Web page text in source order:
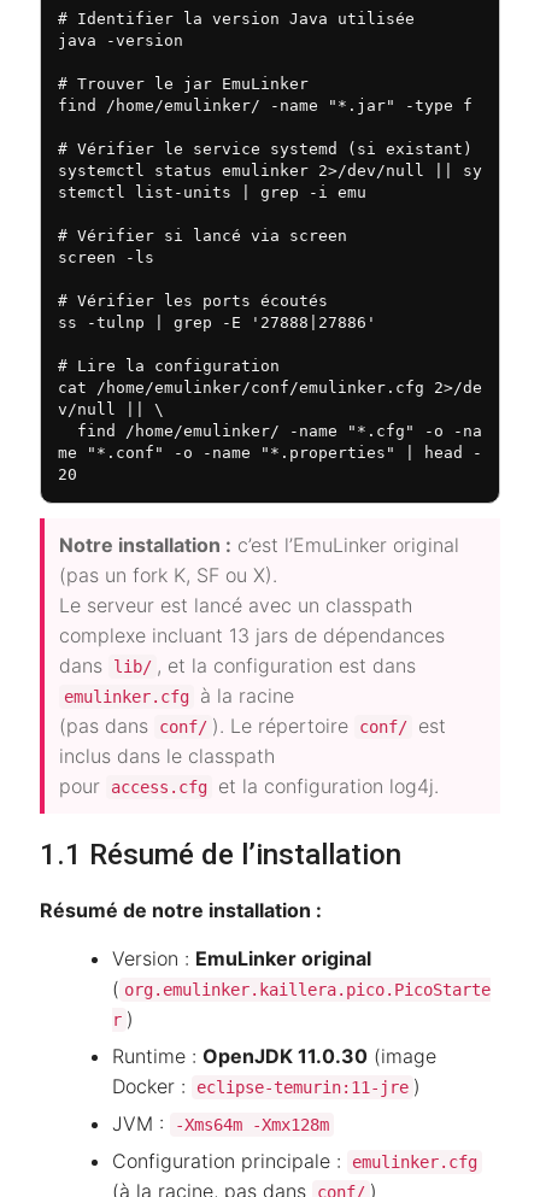
# Identifier la version Java utilisée
java -version
# Trouver le jar EmuLinker
find /home/emulinker/ -name "*.jar" -type f
# Vérifier le service systemd (si existant)
systemctl status emulinker 2>/dev/null || sy
stemctl list-units | grep -i emu
# Vérifier si lancé via screen
screen -ls
# Vérifier les ports écoutés
ss -tulnp | grep -E '27888|27886'
# Lire la configuration
cat /home/emulinker/conf/emulinker.cfg 2>/de
v/null || \
me "*.conf" -o -name "*.properties" | head -
20
Notre installation : c’est l’EmuLinker original
(pas un fork K, SF ou X).
Le serveur est lancé avec un classpath
complexe incluant 13 jars de dépendances
dans
lib/ , et la configuration est dans
emulinker.cfg
à la racine
(pas dans
conf/ ). Le répertoire conf/
est
inclus dans le classpath
pour
access.cfg et la configuration log4j.
1.1 Résumé de l’installation
Résumé de notre installation :
Version : EmuLinker original
( org.emulinker.kaillera.pico.PicoStarte
r )
Runtime : OpenJDK 11.0.30 (image
Docker :
eclipse-temurin:11-jre )
JVM :
-Xms64m -Xmx128m
Configuration principale : emulinker.cfg
(à la racine, pas dans conf/ )